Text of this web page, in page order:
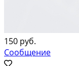
150 руб.
Сообщение